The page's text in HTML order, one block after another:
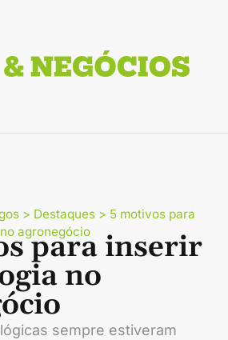
> Destaques > 5 motivos para
agronegócio
para inserir
no
sempre estiveram